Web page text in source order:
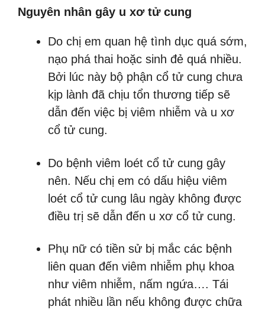
Nguyên nhân gây u xơ tử cung
Do chị em quan hệ tình dục quá sớm,
nạo phá thai hoặc sinh đẻ quá nhiều.
Bởi lúc này bộ phận cổ tử cung chưa
kịp lành đã chịu tổn thương tiếp sẽ
dẫn đến việc bị viêm nhiễm và u xơ
cổ tử cung.
Do bệnh viêm loét cổ tử cung gây
nên. Nếu chị em có dấu hiệu viêm
loét cổ tử cung lâu ngày không được
điều trị sẽ dẫn đến u xơ cổ tử cung.
Phụ nữ có tiền sử bị mắc các bệnh
liên quan đến viêm nhiễm phụ khoa
như viêm nhiễm, nấm ngứa…. Tái
phát nhiều lần nếu không được chữa